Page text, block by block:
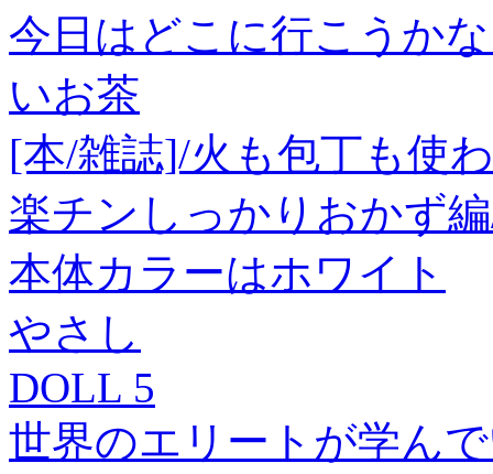
今日はどこに行こうか
いお茶
[本/雑誌]/火も包丁も使
楽チンしっかりおかず
本体カラーはホワイト
やさし
DOLL 5
世界のエリートが学ん